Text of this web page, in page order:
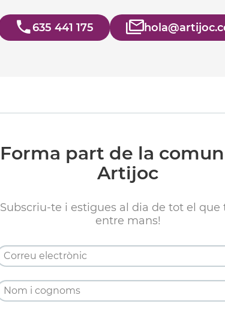
635 441 175
Forma part de la
Artijoc
Subscriu-te i estigues al dia de tot el que
entre mans!